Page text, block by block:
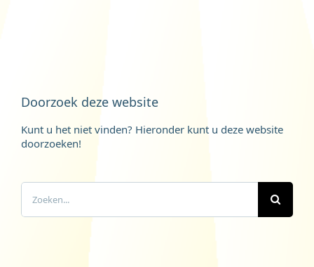
Doorzoek deze website
Kunt u het niet vinden? Hieronder kunt u deze website
doorzoeken!
Zoeken
naar: